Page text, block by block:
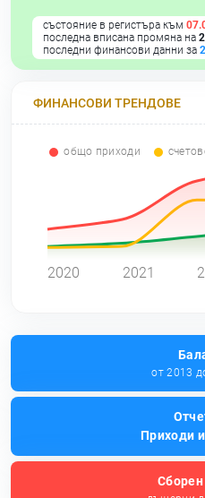
състояние в регистъра към
последна вписана промяна на
последни финансови данни за
ФИНАНСОВИ ТРЕНДОВЕ
общо приходи
2020 2021
от 2013
Приходи